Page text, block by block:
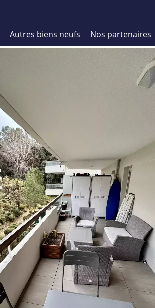
Autres biens neufs Nos partenaires